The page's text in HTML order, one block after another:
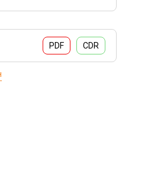
в стоимость
черный цвет на
широко используются
компании, наименование,
реквизиты. Мы
так и для
карманные,
PDF CDR